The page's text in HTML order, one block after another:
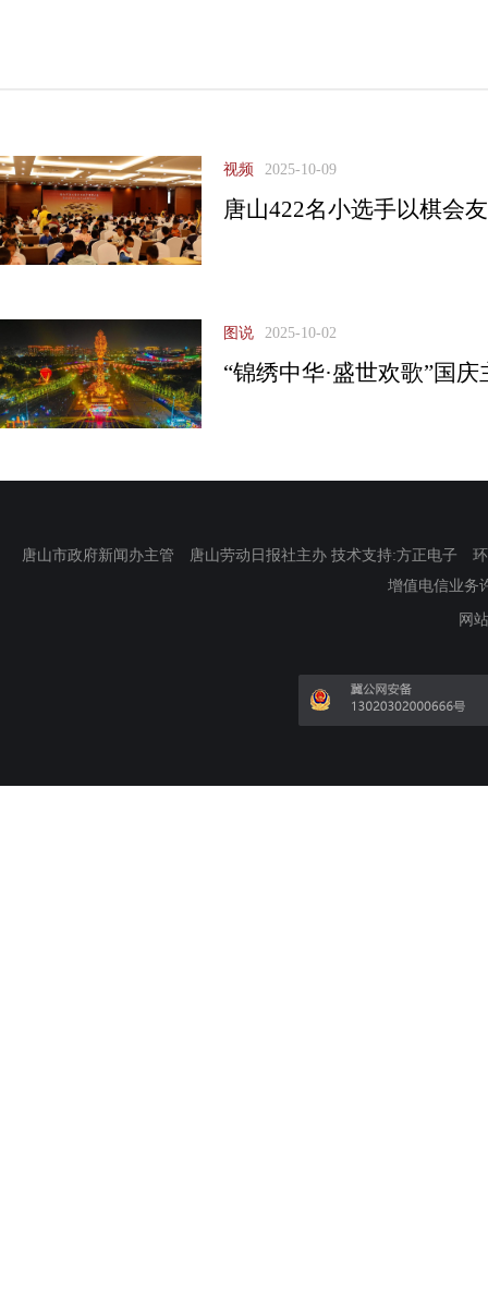
视频 2025-10-09
唐山422名小选手以棋会
图说 2025-10-02
“锦绣中华·盛世欢歌”国
唐山市政府新闻办主管 唐山劳动日报社主办 技术支持:方正电子
增值电信业务
网